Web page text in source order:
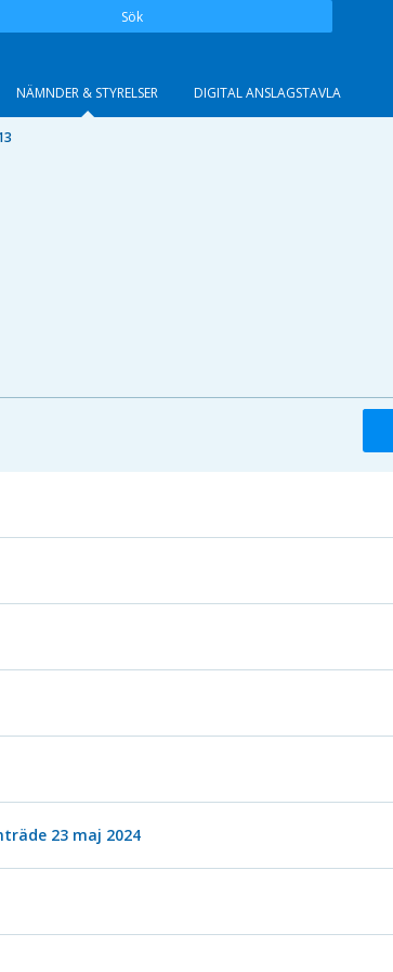
Sök
NÄMNDER & STYRELSER DIGITAL ANSLAGSTAVLA
23 maj 2024